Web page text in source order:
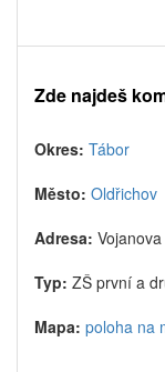
Zde najdeš
Okres: Tábor
Město: Oldřichov
Adresa:
Typ: ZŠ první a
Mapa: poloha na